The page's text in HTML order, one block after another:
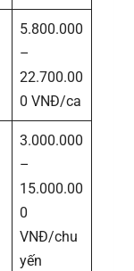
5.800.000
–
22.700.00
0 VNĐ/ca
3.000.000
–
15.000.00
0
VNĐ/chu
yến